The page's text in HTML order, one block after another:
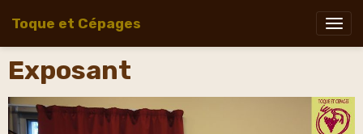
Toque et Cépages
Exposant